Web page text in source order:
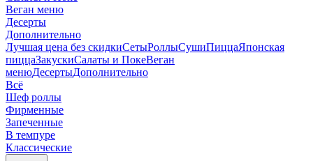
Веган меню
Десерты
Дополнительно
Лучшая цена без скидкиСетыРоллыСушиПиццаЯпонская
пиццаЗакускиСалаты и ПокеВеган
менюДесертыДополнительно
Всё
Шеф роллы
Фирменные
Запеченные
В темпуре
Классические